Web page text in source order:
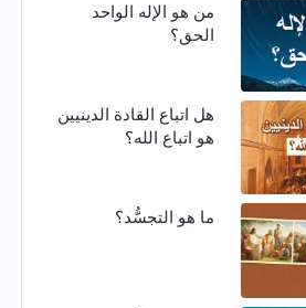
من هو الإله الواحد
الحق؟
هل اتباع القادة الدينيين
هو اتباع الله؟
ما هو التجسُّد؟